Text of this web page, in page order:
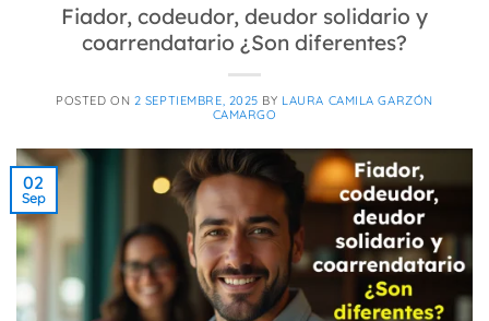
Fiador, codeudor, deudor solidario y
coarrendatario ¿Son diferentes?
POSTED ON 2 SEPTIEMBRE, 2025 BY LAURA CAMILA GARZÓN
CAMARGO
02
Sep